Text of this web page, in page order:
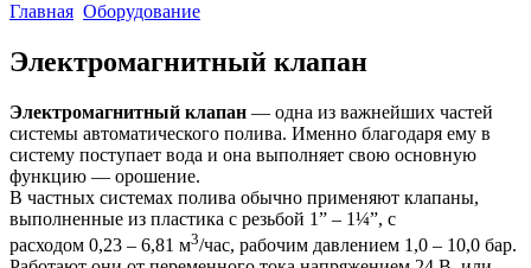
Главная Оборудование
Электромагнитный клапан
Электромагнитный клапан — одна из важнейших частей
системы автоматического полива. Именно благодаря ему в
систему поступает вода и она выполняет свою основную
функцию — орошение.
В частных системах полива обычно применяют клапаны,
выполненные из пластика с резьбой 1” – 1¼”, с
расходом 0,23 – 6,81 м3/час, рабочим давлением 1,0 – 10,0 бар.